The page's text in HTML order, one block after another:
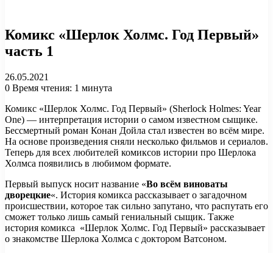
Комикс «Шерлок Холмс. Год Первый»
часть 1
26.05.2021
0 Время чтения: 1 минута
Комикс «Шерлок Холмс. Год Первый» (Sherlock Holmes: Year
One) — интерпретация истории о самом известном сыщике.
Бессмертный роман Конан Дойла стал известен во всём мире.
На основе произведения сняли несколько фильмов и сериалов.
Теперь для всех любителей комиксов истории про Шерлока
Холмса появились в любимом формате.
Первый выпуск носит название «Во всём виноваты
дворецкие«. История комикса рассказывает о загадочном
происшествии, которое так сильно запутано, что распутать его
сможет только лишь самый гениальный сыщик. Также
история комикса «Шерлок Холмс. Год Первый» рассказывает
о знакомстве Шерлока Холмса с доктором Ватсоном.